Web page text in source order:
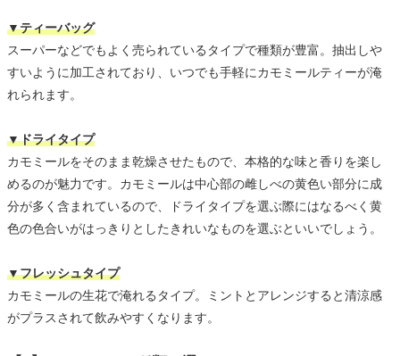
▼ティーバッグ
スーパーなどでもよく売られているタイプで種類が豊富。抽出しや
すいように加工されており、いつでも手軽にカモミールティーが淹
れられます。
▼ドライタイプ
カモミールをそのまま乾燥させたもので、本格的な味と香りを楽し
めるのが魅力です。カモミールは中心部の雌しべの黄色い部分に成
分が多く含まれているので、ドライタイプを選ぶ際にはなるべく黄
色の色合いがはっきりとしたきれいなものを選ぶといいでしょう。
▼フレッシュタイプ
カモミールの生花で淹れるタイプ。ミントとアレンジすると清涼感
がプラスされて飲みやすくなります。